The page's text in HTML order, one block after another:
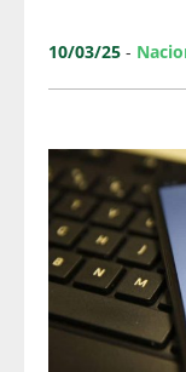
10/03/25 -